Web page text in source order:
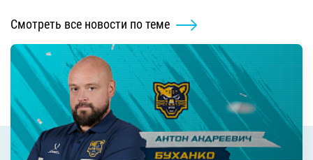
Смотреть все новости по теме